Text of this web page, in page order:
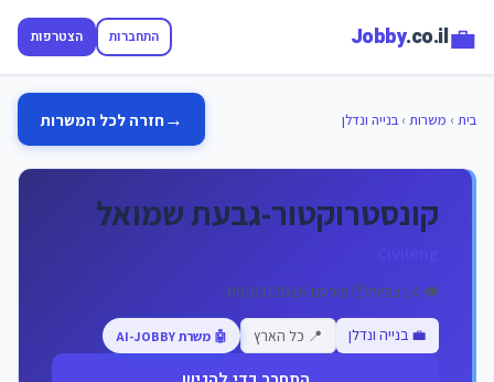
💼
Jobby.co.il התחברות הצטרפות
בית › משרות › בנייה ונדלן →חזרה לכל המשרות
קונסטרוקטור-גבעת שמואל
Civileng
👁️ 14 צפיות 🕐 פורסם 09/03/2026
💼 בנייה ונדלן 📍 כל הארץ 🤖 משרת AI-JOBBY